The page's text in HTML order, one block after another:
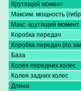
Крутящий момент
Максим. мощность
Макс. крутящий момент
Коробка передач
Коробка передач (по
База
Колея передних колес
Колея задних колес
Длина